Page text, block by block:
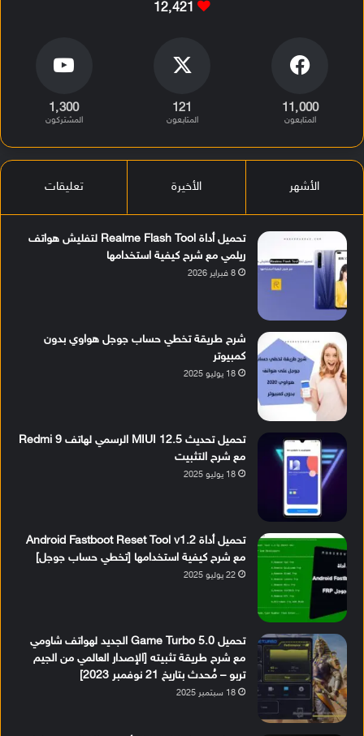
12٬421
11٬000
المتابعون
121
المتابعون
1٬300
المشتركون
الأشهر الأخيرة تعليقات
تحميل أداة Realme Flash Tool لتفليش هواتف
ريلمي مع شرح كيفية استخدامها
8 فبراير 2026
شرح طريقة تخطي حساب جوجل هواوي بدون
كمبيوتر
18 يوليو 2025
تحميل تحديث MIUI 12.5 الرسمي لهاتف Redmi 9
مع شرح التثبيت
18 يوليو 2025
تحميل أداة Android Fastboot Reset Tool v1.2
مع شرح كيفية استخدامها [تخطي حساب جوجل]
22 يوليو 2025
تحميل Game Turbo 5.0 الجديد لهواتف شاومي
مع شرح طريقة تثبيته [الإصدار العالمي من الجيم
تربو – مُحدث بتاريخ 21 نوفمبر 2023]
18 سبتمبر 2025